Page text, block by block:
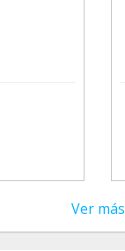
Ver más